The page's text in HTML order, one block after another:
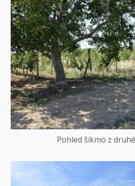
Pohled šikmo z